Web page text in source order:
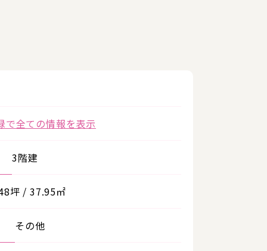
で全ての情報を表示
3階建
坪 / 37.95㎡
その他